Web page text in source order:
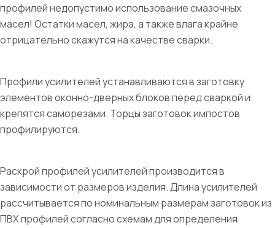
профилей недопустимо использование смазочных
масел! Остатки масел, жира, а также влага крайне
отрицательно скажутся на качестве сварки.
Профили усилителей устанавливаются в заготовку
элементов оконно-дверных блоков перед сваркой и
крепятся саморезами. Торцы заготовок импостов
профилируются.
Раскрой профилей усилителей производится в
зависимости от размеров изделия. Длина усилителей
рассчитывается по номинальным размерам заготовок из
ПВХ профилей согласно схемам для определения